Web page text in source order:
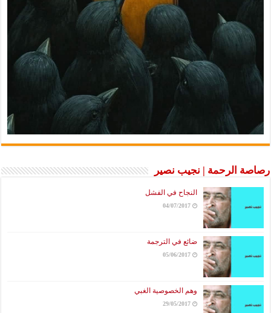
رصاصة الرحمة | نجيب نصير
النجاح في الفشل
04/07/2017
ضائع في الترجمة
05/06/2017
وهم الخصوصية الغبي
29/05/2017